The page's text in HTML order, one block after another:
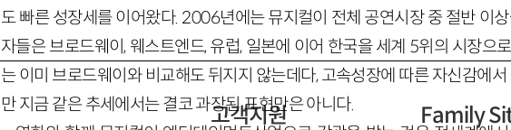
도 빠른 성장세를 이어왔다. 2006년에는 뮤지컬이 전체 공연시장 중 절반 이
자들은 브로드웨이, 웨스트엔드, 유럽, 일본에 이어 한국을 세계 5위의 시장으
는 이미 브로드웨이와 비교해도 뒤지지 않는데다, 고속성장에 따른 자신감에
만 지금 같은 추세에서는 결코 과장된 표현만은 아니다.
고객지원 Family